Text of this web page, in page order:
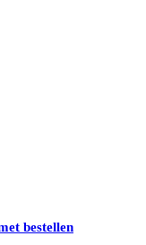
bestellen